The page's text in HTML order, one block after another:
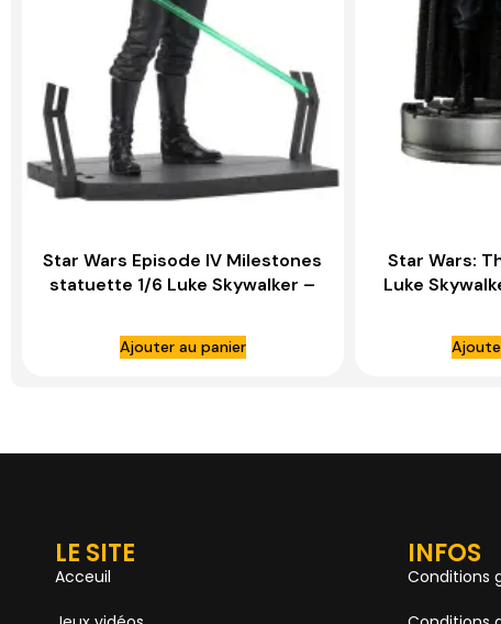
Star Wars Episode IV Milestones
statuette 1/6 Luke Skywalker –
Ajouter au panier
Star Wars:
Luke
LE SITE
Acceuil
INFOS
Conditions